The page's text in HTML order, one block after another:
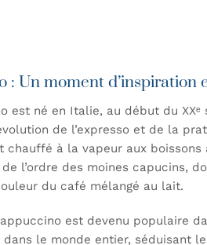
: Un moment d’inspiration
est né en Italie, au début du XXᵉ
de l’expresso et de la
chauffé à la vapeur aux boissons
l’ordre des moines capucins,
du café mélangé au lait.
est devenu populaire
dans le monde entier, séduisant